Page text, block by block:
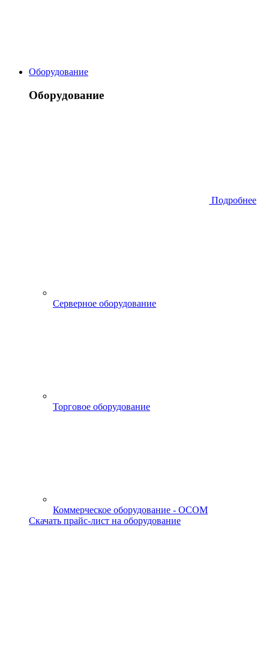
Оборудование
Оборудование
Подробнее
Серверное оборудование
Торговое оборудование
Коммерческое оборудование - OCOM
Скачать прайс-лист на оборудование